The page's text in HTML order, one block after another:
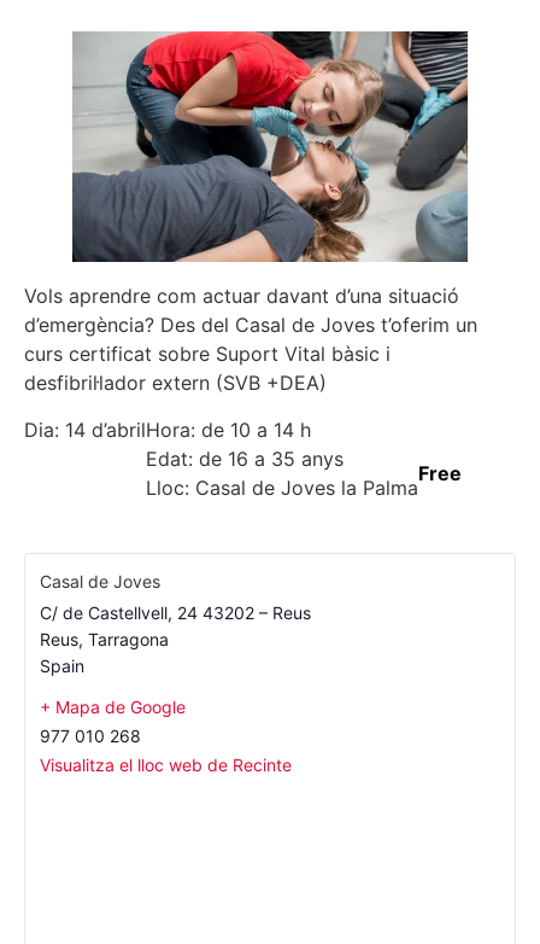
Vols aprendre com actuar davant d’una situació
d’emergència? Des del Casal de Joves t’oferim un
curs certificat sobre Suport Vital bàsic i
desfibril·lador extern (SVB +DEA)
Dia: 14 d’abrilHora: de 10 a 14 h
Edat: de 16 a 35 anys
Lloc: Casal de Joves la Palma
Free
Casal de Joves
C/ de Castellvell, 24 43202 – Reus
Reus, Tarragona
Spain
+ Mapa de Google
977 010 268
Visualitza el lloc web de Recinte